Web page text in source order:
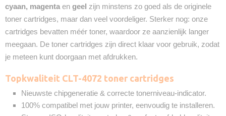
cyaan, magenta en geel zijn minstens zo goed als de originele
toner cartridges, maar dan veel voordeliger. Sterker nog: onze
cartridges bevatten méér toner, waardoor ze aanzienlijk langer
meegaan. De toner cartridges zijn direct klaar voor gebruik, zodat
je meteen kunt doorgaan met afdrukken.
Topkwaliteit CLT-4072 toner cartridges
Nieuwste chipgeneratie & correcte tonerniveau-indicator.
100% compatibel met jouw printer, eenvoudig te installeren.